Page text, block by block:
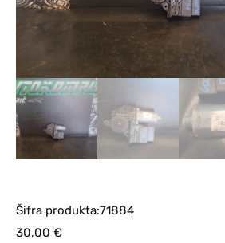
Šifra produkta:71884
30,00 €